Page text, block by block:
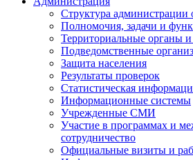
Структура администрации
Полномочия, задачи и
Территориальные органы и
Подведомственные
Защита населения
Результаты проверок
Статистическая
Информационные системы
Учрежденные СМИ
Участие в программах и
сотрудничество
Официальные визиты и